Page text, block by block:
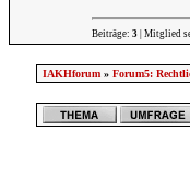
Beiträge: 3 | Mitglied
IAKHforum» Forum5: